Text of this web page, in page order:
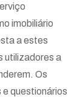
imobiliário
a estes
utilizadores a
Os
questionários